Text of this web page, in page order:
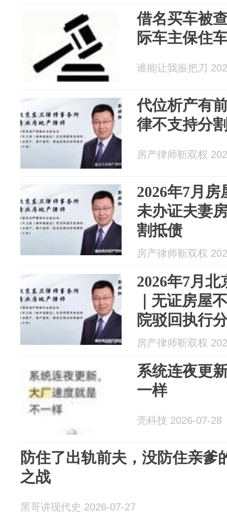
借名买车被
际车主保住
谁能让我振把刀
代位析产有
律不支持分
房产律师靳双权
2026年7月
未办证夫妻
割抵债
房产律师靳双权
2026年7月
｜无证房屋
院驳回执行
房产律师靳双权
系统连夜更
一样
壳科技 2026-07-28
防住了出轨前夫，没防住亲
之战
黑哥讲现代史 2026-07-27